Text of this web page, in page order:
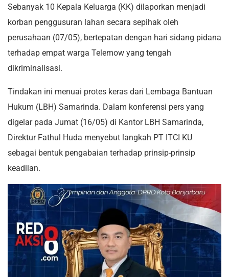
Sebanyak 10 Kepala Keluarga (KK) dilaporkan menjadi
korban penggusuran lahan secara sepihak oleh
perusahaan (07/05), bertepatan dengan hari sidang pidana
terhadap empat warga Telemow yang tengah
dikriminalisasi.
Tindakan ini menuai protes keras dari Lembaga Bantuan
Hukum (LBH) Samarinda. Dalam konferensi pers yang
digelar pada Jumat (16/05) di Kantor LBH Samarinda,
Direktur Fathul Huda menyebut langkah PT ITCI KU
sebagai bentuk pengabaian terhadap prinsip-prinsip
keadilan.